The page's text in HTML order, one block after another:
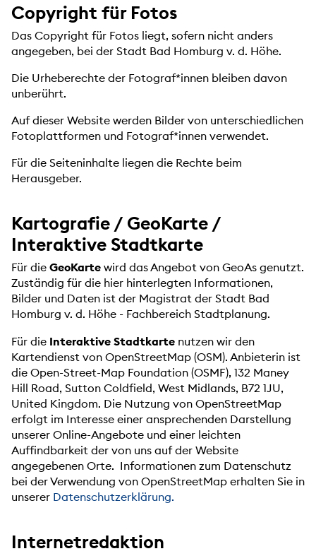
Copyright für Fotos
Das Copyright für Fotos liegt, sofern nicht anders
angegeben, bei der Stadt Bad Homburg v. d. Höhe.
Die Urheberechte der Fotograf*innen bleiben davon
unberührt.
Auf dieser Website werden Bilder von unterschiedlichen
Fotoplattformen und Fotograf*innen verwendet.
Für die Seiteninhalte liegen die Rechte beim
Herausgeber.
Kartografie / GeoKarte /
Interaktive Stadtkarte
Für die GeoKarte wird das Angebot von GeoAs genutzt.
Zuständig für die hier hinterlegten Informationen,
Bilder und Daten ist der Magistrat der Stadt Bad
Homburg v. d. Höhe - Fachbereich Stadtplanung.
Für die Interaktive Stadtkarte nutzen wir den
Kartendienst von OpenStreetMap (OSM). Anbieterin ist
die Open-Street-Map Foundation (OSMF), 132 Maney
Hill Road, Sutton Coldfield, West Midlands, B72 1JU,
United Kingdom. Die Nutzung von OpenStreetMap
erfolgt im Interesse einer ansprechenden Darstellung
unserer Online-Angebote und einer leichten
Auffindbarkeit der von uns auf der Website
angegebenen Orte. Informationen zum Datenschutz
bei der Verwendung von OpenStreetMap erhalten Sie in
unserer Datenschutzerklärung.
Internetredaktion